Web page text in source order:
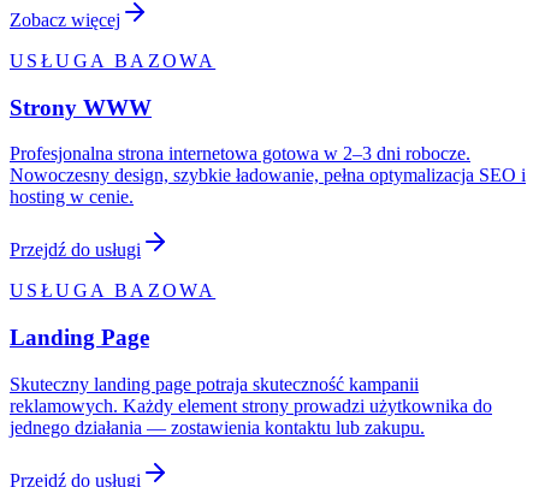
Zobacz więcej
USŁUGA BAZOWA
Strony WWW
Profesjonalna strona internetowa gotowa w 2–3 dni robocze.
Nowoczesny design, szybkie ładowanie, pełna optymalizacja SEO i
hosting w cenie.
Przejdź do usługi
USŁUGA BAZOWA
Landing Page
Skuteczny landing page potraja skuteczność kampanii
reklamowych. Każdy element strony prowadzi użytkownika do
jednego działania — zostawienia kontaktu lub zakupu.
Przejdź do usługi